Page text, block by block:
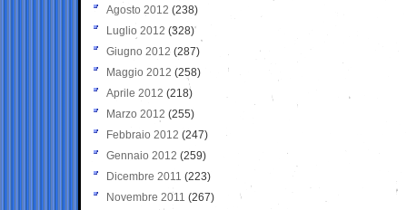
Agosto 2012 (238)
Luglio 2012 (328)
Giugno 2012 (287)
Maggio 2012 (258)
Aprile 2012 (218)
Marzo 2012 (255)
Febbraio 2012 (247)
Gennaio 2012 (259)
Dicembre 2011 (223)
Novembre 2011 (267)